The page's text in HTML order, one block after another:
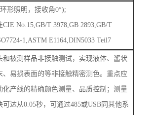
形照明，接收角0°);
CIE No.15,GB/T 3978,GB 2893,GB/T
1,ASTM E1164,DIN5033 Teil7
和被测样品非接触测试，实现液体、酱状
、易损表面的等非接触精密测色。重点应
化产线的精确颜色测量、品质控制；测量
可达从0.05秒，可通过485或USB 同其他系